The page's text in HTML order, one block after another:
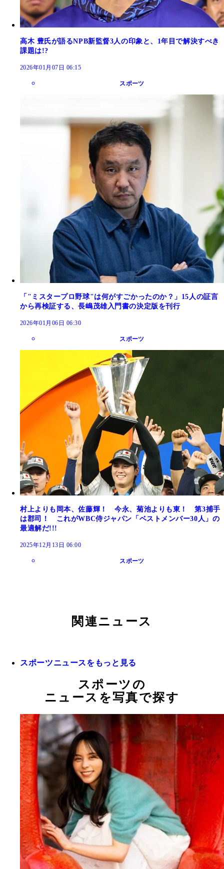
高木 豊氏が語るNPB新監督3人の印象と、1年目で解決すべき
課題は!?
2026年01月07日 06:15
スポーツ
「"ミスタープロ野球"は何がすごかったのか？」15人の証言
から再検証する、長嶋茂雄入門書の決定版を刊行
2026年01月06日 06:30
スポーツ
村上よりも岡本、佐藤輝！ 今永、菊池よりも東！ 第3捕手
は郡司！ これがWBC侍ジャパン「ベストメンバー30人」の
最適解だ!!!
2025年12月13日 06:00
スポーツ
関連ニュース
スポーツニュースをもっと見る
スポーツの
ニュースを写真で探す